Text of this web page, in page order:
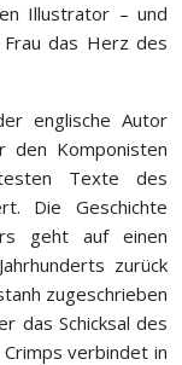
Illustrator – und
das Herz des
englische Autor
den Komponisten
Texte des
Die Geschichte
geht auf einen
zurück
zugeschrieben
das Schicksal des
verbindet in